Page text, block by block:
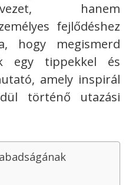
hanem
fejlődéshez
hogy megismerd
egy tippekkel és
amely inspirál
történő utazási